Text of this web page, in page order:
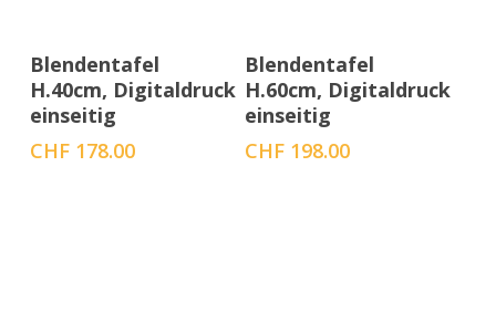
Menge auswählen
Blendentafel
H.40cm, Digitaldruck
einseitig
CHF178.00
Menge auswählen
Blendentafel
H.60cm, Digitaldruck
einseitig
CHF 198.00